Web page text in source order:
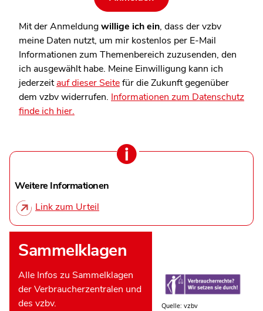
Mit der Anmeldungwillige ich ein, dass der vzbv
meine Daten nutzt, um mir kostenlos per E-Mail
Informationen zum Themenbereich zuzusenden, den
ich ausgewählt habe. Meine Einwilligung kann ich
jederzeitauf dieser Seitefür die Zukunft gegenüber
dem vzbv widerrufen. Informationen zum Datenschutz
finde ich hier.
Weitere Informationen
Link zum Urteil
Sammelklagen
Alle Infos zu Sammelklagen
der Verbraucherzentralen und
des vzbv.
Quelle: vzbv